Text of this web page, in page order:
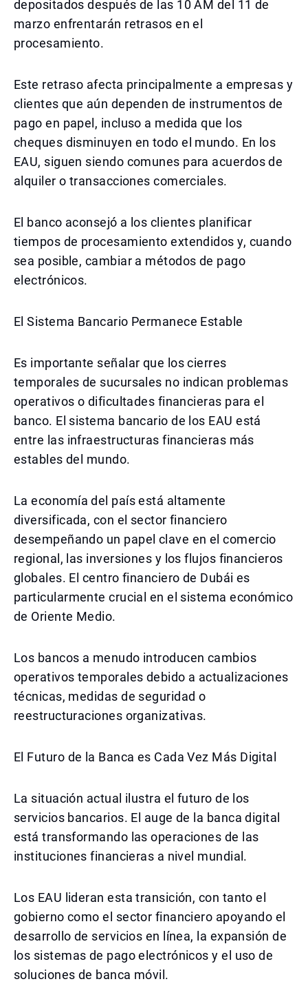
depositados después de las 10 AM del 11 de
marzo enfrentarán retrasos en el
procesamiento.
Este retraso afecta principalmente a empresas y
clientes que aún dependen de instrumentos de
pago en papel, incluso a medida que los
cheques disminuyen en todo el mundo. En los
EAU, siguen siendo comunes para acuerdos de
alquiler o transacciones comerciales.
El banco aconsejó a los clientes planificar
tiempos de procesamiento extendidos y, cuando
sea posible, cambiar a métodos de pago
electrónicos.
El Sistema Bancario Permanece Estable
Es importante señalar que los cierres
temporales de sucursales no indican problemas
operativos o dificultades financieras para el
banco. El sistema bancario de los EAU está
entre las infraestructuras financieras más
estables del mundo.
La economía del país está altamente
diversificada, con el sector financiero
desempeñando un papel clave en el comercio
regional, las inversiones y los flujos financieros
globales. El centro financiero de Dubái es
particularmente crucial en el sistema económico
de Oriente Medio.
Los bancos a menudo introducen cambios
operativos temporales debido a actualizaciones
técnicas, medidas de seguridad o
reestructuraciones organizativas.
El Futuro de la Banca es Cada Vez Más Digital
La situación actual ilustra el futuro de los
servicios bancarios. El auge de la banca digital
está transformando las operaciones de las
instituciones financieras a nivel mundial.
Los EAU lideran esta transición, con tanto el
gobierno como el sector financiero apoyando el
desarrollo de servicios en línea, la expansión de
los sistemas de pago electrónicos y el uso de
soluciones de banca móvil.